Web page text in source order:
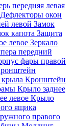
передняя левая
Дефлекторы окон
левой Замок
капота Защита
левое Зеркало
передний
фары правой
Кронштейн
Крыло заднее
левое Крыло
ящика
правого